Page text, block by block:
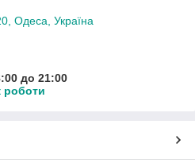
Одеса, Україна
до 21:00
роботи